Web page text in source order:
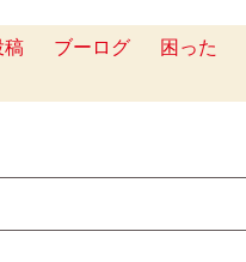
稿 ブーログ
困った